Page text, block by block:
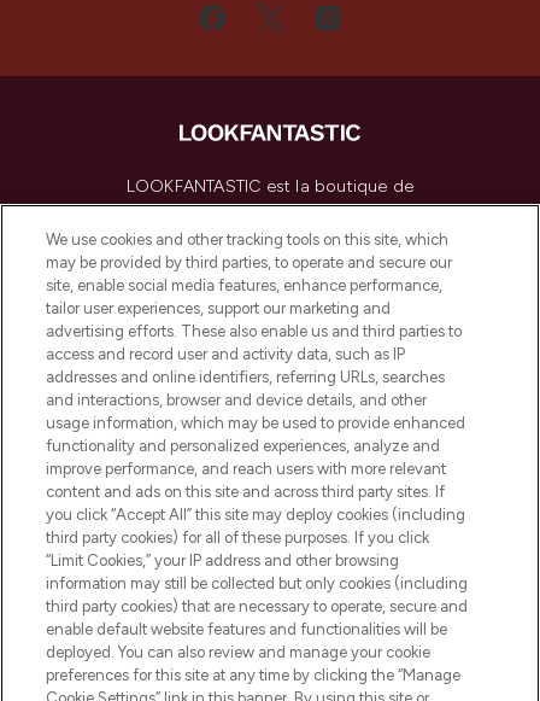
LOOKFANTASTIC est la boutique de
beauté incontournable en Europe,
proposant les meilleurs produits de soins
de la peau, des cheveux et de maquillage
de plus de 200 marques prestigieuses.
Faites vos achats en ligne ou via
l’application, avec la livraison offerte dès
55€ d'achat.
Consentement aux cookies
Do Not Sell or Share My Personal
Information
AIDE ET INFORMATIONS
INFORMATIONS GÉNÉRALES
À PROPOS DE LOOKFANTASTIC
We use cookies and other tracking tools on this site, which
may be provided by third parties, to operate and secure our
site, enable social media features, enhance performance,
tailor user experiences, support our marketing and
advertising efforts. These also enable us and third parties to
access and record user and activity data, such as IP
addresses and online identifiers, referring URLs, searches
and interactions, browser and device details, and other
usage information, which may be used to provide enhanced
functionality and personalized experiences, analyze and
improve performance, and reach users with more relevant
content and ads on this site and across third party sites. If
you click “Accept All” this site may deploy cookies (including
third party cookies) for all of these purposes. If you click
“Limit Cookies,” your IP address and other browsing
information may still be collected but only cookies (including
third party cookies) that are necessary to operate, secure and
enable default website features and functionalities will be
deployed. You can also review and manage your cookie
preferences for this site at any time by clicking the “Manage